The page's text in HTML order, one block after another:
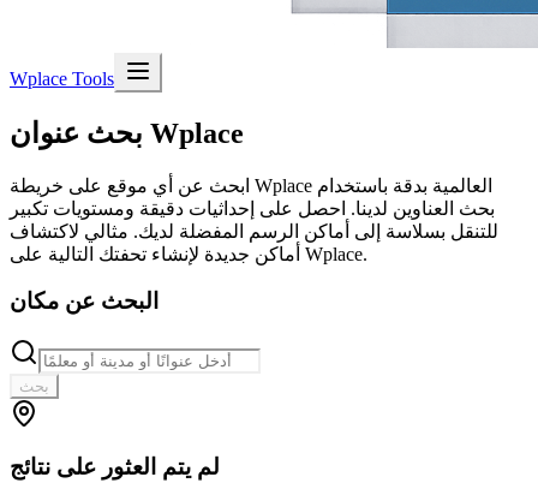
Wplace Tools
بحث عنوان Wplace
ابحث عن أي موقع على خريطة Wplace العالمية بدقة باستخدام
بحث العناوين لدينا. احصل على إحداثيات دقيقة ومستويات تكبير
للتنقل بسلاسة إلى أماكن الرسم المفضلة لديك. مثالي لاكتشاف
أماكن جديدة لإنشاء تحفتك التالية على Wplace.
البحث عن مكان
بحث
لم يتم العثور على نتائج